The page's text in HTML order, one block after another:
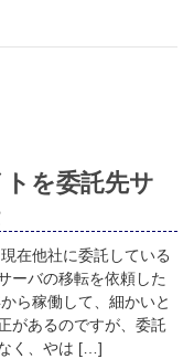
を委託先サ
在他社に委託している
ーバの移転を依頼した
ら稼働して、細かいと
があるのですが、委託
く、やは […]